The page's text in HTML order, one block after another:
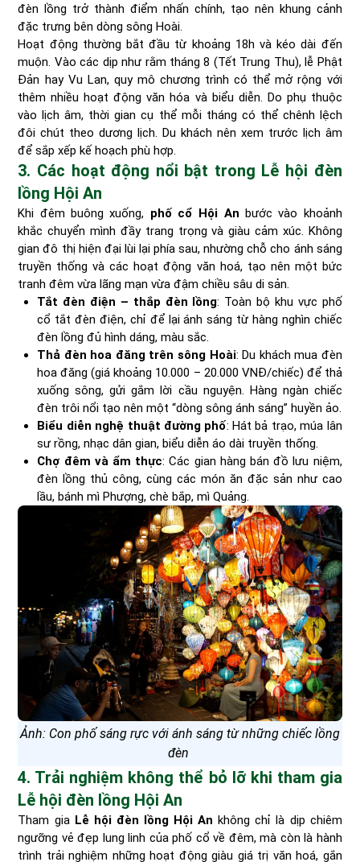
đèn lồng trở thành điểm nhấn chính, tạo nên khung cảnh
đặc trưng bên dòng sông Hoài.
Hoạt động thường bắt đầu từ khoảng 18h và kéo dài đến
muộn. Vào các dịp như rằm tháng 8 (Tết Trung Thu), lễ Phật
Đản hay Vu Lan, quy mô chương trình có thể mở rộng với
thêm nhiều hoạt động văn hóa và biểu diễn. Do phụ thuộc
vào lịch âm, thời gian cụ thể mỗi tháng có thể chênh lệch
đôi chút theo dương lịch. Du khách nên xem trước lịch âm
để sắp xếp kế hoạch phù hợp.
3. Các hoạt động nổi bật trong Lễ hội đèn
lồng Hội An
Khi đêm buông xuống, phố cổ Hội An bước vào khoảnh
khắc chuyển mình đầy trang trọng và giàu cảm xúc. Không
gian đô thị hiện đại lùi lại phía sau, nhường chỗ cho ánh sáng
truyền thống và các hoạt động văn hoá, tạo nên một bức
tranh đêm vừa lãng mạn vừa đậm chiều sâu di sản.
Tắt đèn điện – thắp đèn lồng: Toàn bộ khu vực phố
cổ tắt đèn điện, chỉ để lại ánh sáng từ hàng nghìn chiếc
đèn lồng đủ hình dáng, màu sắc.
Thả đèn hoa đăng trên sông Hoài: Du khách mua đèn
hoa đăng (giá khoảng 10.000 – 20.000 VNĐ/chiếc) để thả
xuống sông, gửi gắm lời cầu nguyện. Hàng ngàn chiếc
đèn trôi nổi tạo nên một “dòng sông ánh sáng” huyền ảo.
Biểu diễn nghệ thuật đường phố: Hát bả trạo, múa lân
sư rồng, nhạc dân gian, biểu diễn áo dài truyền thống.
Chợ đêm và ẩm thực: Các gian hàng bán đồ lưu niệm,
đèn lồng thủ công, cùng các món ăn đặc sản như cao
lầu, bánh mì Phượng, chè bắp, mì Quảng.
Ảnh: Con phố sáng rực với ánh sáng từ những chiếc lồng
đèn
4. Trải nghiệm không thể bỏ lỡ khi tham gia
Lễ hội đèn lồng Hội An
Tham gia Lễ hội đèn lồng Hội An không chỉ là dịp chiêm
ngưỡng vẻ đẹp lung linh của phố cổ về đêm, mà còn là hành
trình trải nghiệm những hoạt động giàu giá trị văn hoá, gắn